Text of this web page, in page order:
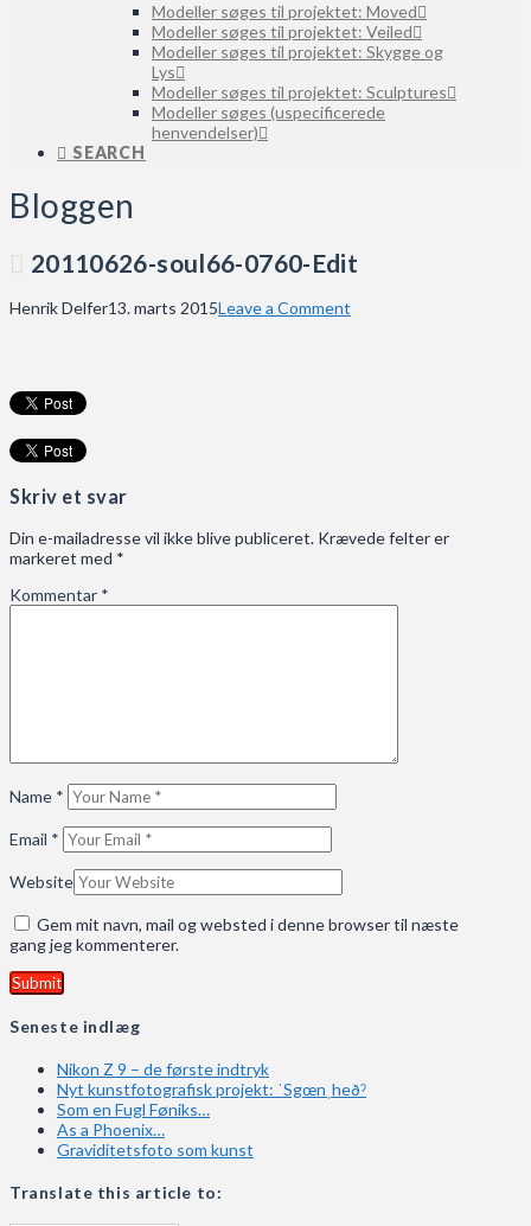
Modeller søges til projektet: Moved
Modeller søges til projektet: Veiled
Modeller søges til projektet: Skygge og
Lys
Modeller søges til projektet: Sculptures
Modeller søges (uspecificerede
henvendelser)
SEARCH
Bloggen
20110626-soul66-0760-Edit
Henrik Delfer13. marts 2015Leave a Comment
Skriv et svar
Din e-mailadresse vil ikke blive publiceret. Krævede felter er
markeret med *
Kommentar *
Name *
Email *
Website
Gem mit navn, mail og websted i denne browser til næste
gang jeg kommenterer.
Seneste indlæg
Nikon Z 9 – de første indtryk
Nyt kunstfotografisk projekt: ˈSgœnˌheðˀ
Som en Fugl Føniks…
As a Phoenix…
Graviditetsfoto som kunst
Translate this article to: